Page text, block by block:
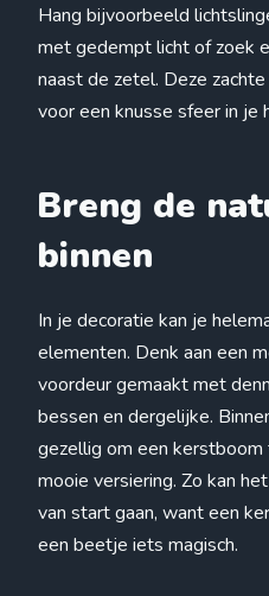
Hang bijvoorbeeld
met gedempt licht of zoek
naast de zetel. Deze
voor een knusse sfeer in je
Breng de
binnen
In je decoratie kan je
elementen. Denk aan een
voordeur gemaakt met
bessen en dergelijke.
gezellig om een
mooie versiering. Zo kan
van start gaan, want een
een beetje iets magisch.